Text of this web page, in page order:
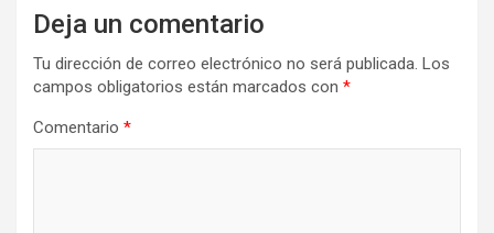
Deja un comentario
Tu dirección de correo electrónico no será publicada. Los
campos obligatorios están marcados con *
Comentario *